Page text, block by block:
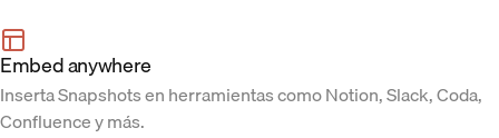
Embed anywhere
Inserta Snapshots en herramientas como Notion, Slack, Coda,
Confluence y más.